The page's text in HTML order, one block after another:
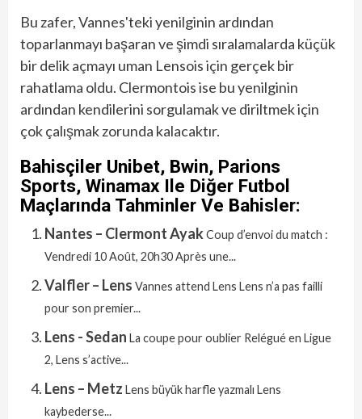
Bu zafer, Vannes'teki yenilginin ardından
toparlanmayı başaran ve şimdi sıralamalarda küçük
bir delik açmayı uman Lensois için gerçek bir
rahatlama oldu. Clermontois ise bu yenilginin
ardından kendilerini sorgulamak ve diriltmek için
çok çalışmak zorunda kalacaktır.
Bahisçiler Unibet, Bwin, Parions
Sports, Winamax Ile Diğer Futbol
Maçlarında Tahminler Ve Bahisler:
Nantes – Clermont AyakCoup d’envoi du match :
Vendredi 10 Août, 20h30 Après une...
Valfler – Lens Vannes attend Lens Lens n’a pas failli
pour son premier...
Lens - Sedan La coupe pour oublier Relégué en Ligue
2, Lens s’active...
Lens – Metz Lens büyük harfle yazmalı Lens
kaybederse...